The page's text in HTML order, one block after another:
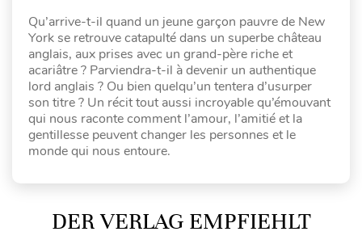
Qu’arrive-t-il quand un jeune garçon pauvre de New
York se retrouve catapulté dans un superbe château
anglais, aux prises avec un grand-père riche et
acariâtre ? Parviendra-t-il à devenir un authentique
lord anglais ? Ou bien quelqu’un tentera d’usurper
son titre ? Un récit tout aussi incroyable qu’émouvant
qui nous raconte comment l’amour, l’amitié et la
gentillesse peuvent changer les personnes et le
monde qui nous entoure.
DER VERLAG EMPFIEHLT